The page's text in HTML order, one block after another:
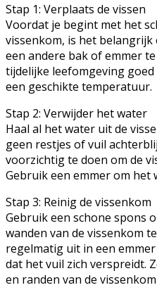
Stap 1: Verplaats de vissen
Voordat je begint met het
vissenkom, is het
een andere bak of emmer
tijdelijke leefomgeving
een geschikte temperatuur.
Stap 2: Verwijder het water
Haal al het water uit de
geen restjes of vuil
voorzichtig te doen om de
Gebruik een emmer om het
Stap 3: Reinig de vissenkom
Gebruik een schone spons
wanden van de vissenkom
regelmatig uit in een
dat het vuil zich verspreidt.
en randen van de